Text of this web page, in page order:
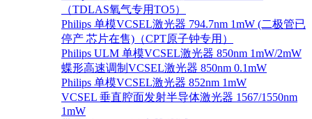
（TDLAS氧气专用TO5）
Philips 单模VCSEL激光器 794.7nm 1mW (二极管已
停产 芯片在售)（CPT原子钟专用）
Philips ULM 单模VCSEL激光器 850nm 1mW/2mW
蝶形高速调制VCSEL激光器 850nm 0.1mW
Philips 单模VCSEL激光器 852nm 1mW
VCSEL 垂直腔面发射半导体激光器 1567/1550nm
1mW